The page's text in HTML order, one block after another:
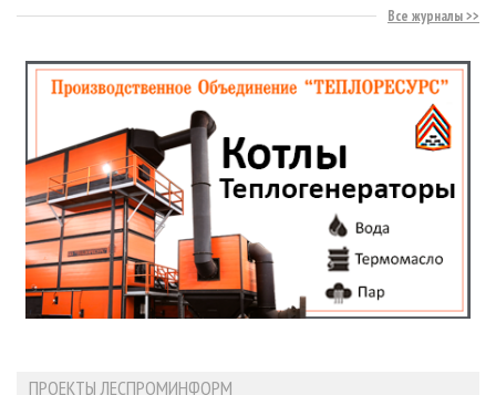
Все журналы
ПРОЕКТЫ ЛЕСПРОМИНФОРМ